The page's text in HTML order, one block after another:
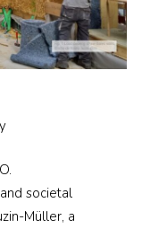
societal
Müller, a